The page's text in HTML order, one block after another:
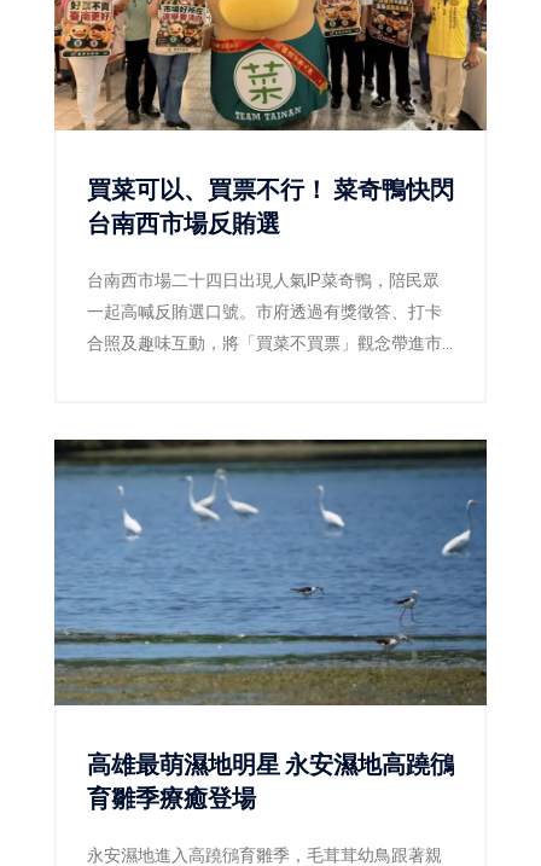
買菜可以、買票不行！ 菜奇鴨快閃
台南西市場反賄選
台南西市場二十四日出現人氣IP菜奇鴨，陪民眾
一起高喊反賄選口號。市府透過有獎徵答、打卡
合照及趣味互動，將「買菜不買票」觀念帶進市
高雄最萌濕地明星 永安濕地高蹺鴴
育雛季療癒登場
永安濕地進入高蹺鴴育雛季，毛茸茸幼鳥跟著親